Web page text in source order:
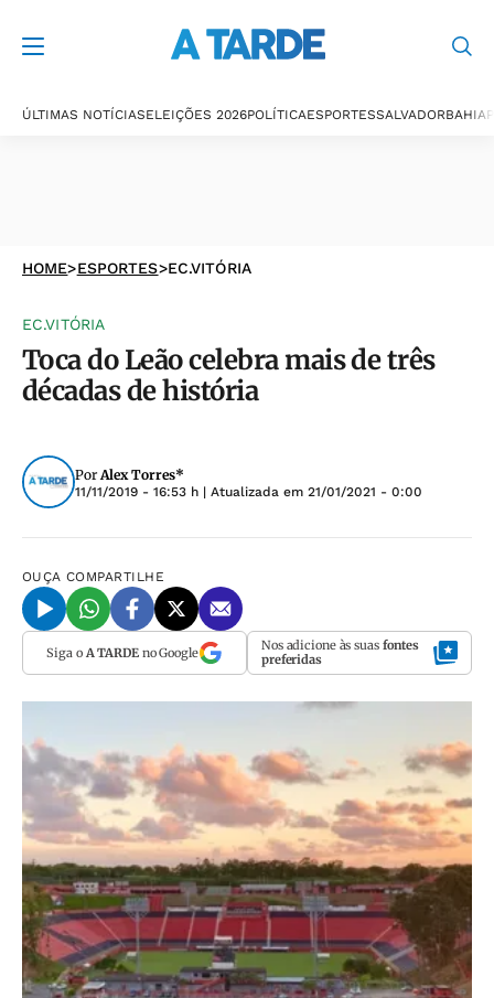
ÚLTIMAS NOTÍCIASELEIÇÕES 2026POLÍTICAESPORTESSALVADORBAHIA
HOME>ESPORTES>EC.VITÓRIA
EC.VITÓRIA
Toca do Leão celebra mais de três
décadas de história
PorAlex Torres*
11/11/2019 - 16:53 h | Atualizada em 21/01/2021 - 0:00
OUÇA COMPARTILHE
Siga o A TARDEno Google Nos adicione às suas fontes
preferidas